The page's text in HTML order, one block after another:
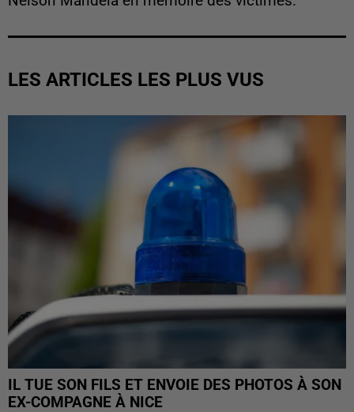
LES ARTICLES LES PLUS VUS
IL TUE SON FILS ET ENVOIE DES PHOTOS À SON
EX-COMPAGNE À NICE